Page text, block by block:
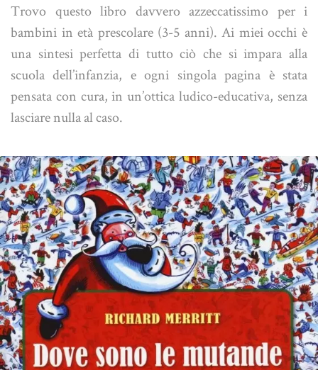
Trovo questo libro davvero azzeccatissimo per i
bambini in età prescolare (3-5 anni). Ai miei occhi è
una sintesi perfetta di tutto ciò che si impara alla
scuola dell’infanzia, e ogni singola pagina è stata
pensata con cura, in un’ottica ludico-educativa, senza
lasciare nulla al caso.